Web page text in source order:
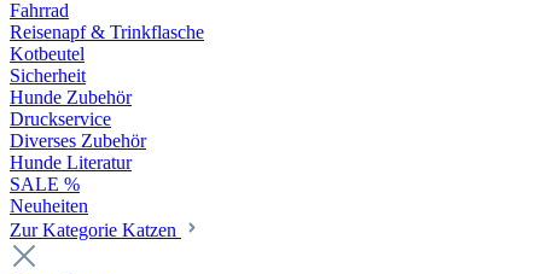
Fahrrad
Reisenapf & Trinkflasche
Kotbeutel
Sicherheit
Hunde Zubehör
Druckservice
Diverses Zubehör
Hunde Literatur
SALE %
Neuheiten
Zur Kategorie Katzen